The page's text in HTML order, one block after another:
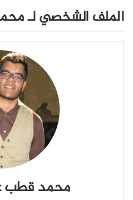
الملف الشخصي لـ
محمد قطب